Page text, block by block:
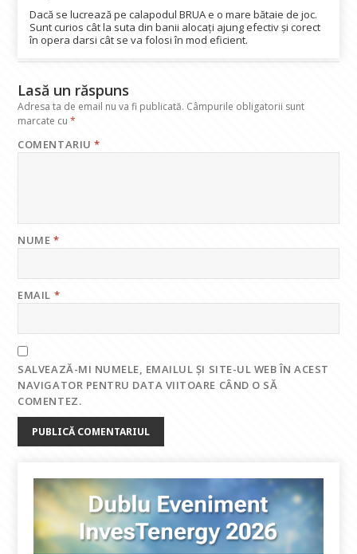
Dacă se lucrează pe calapodul BRUA e o mare bătaie de joc.
Sunt curios cât la suta din banii alocați ajung efectiv și corect
în opera darsi cât se va folosi în mod eficient.
Lasă un răspuns
Adresa ta de email nu va fi publicată. Câmpurile obligatorii sunt
marcate cu*
COMENTARIU*
NUME*
EMAIL *
SALVEAZĂ-MI NUMELE, EMAILUL ȘI SITE-UL WEB ÎN ACEST
NAVIGATOR PENTRU DATA VIITOARE CÂND O SĂ
COMENTEZ.